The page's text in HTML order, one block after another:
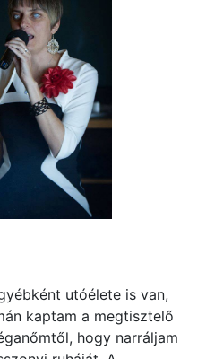
utóélete is van,
kaptam a megtisztelő
hogy narráljam